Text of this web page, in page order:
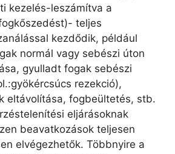
kezelés-leszámítva a
teljes
kezdődik, például
normál vagy sebészi úton
gyulladt fogak sebészi
rezekció),
eltávolítása, fogbeültetés, stb.
eljárásoknak
beavatkozások teljesen
elvégezhetők. Többnyire a